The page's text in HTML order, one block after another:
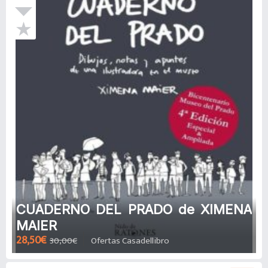
CUADERNO DEL PRADO de XIMENA
MAIER
28,50€ 30,00€ Ofertas Casadellibro